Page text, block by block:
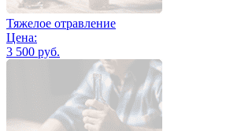
Тяжелое отравление
Цена:
3 500 руб.